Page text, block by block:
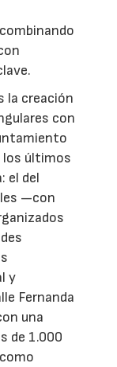
la creación
con
los últimos
el del
—con
y
Fernanda
una
de 1.000